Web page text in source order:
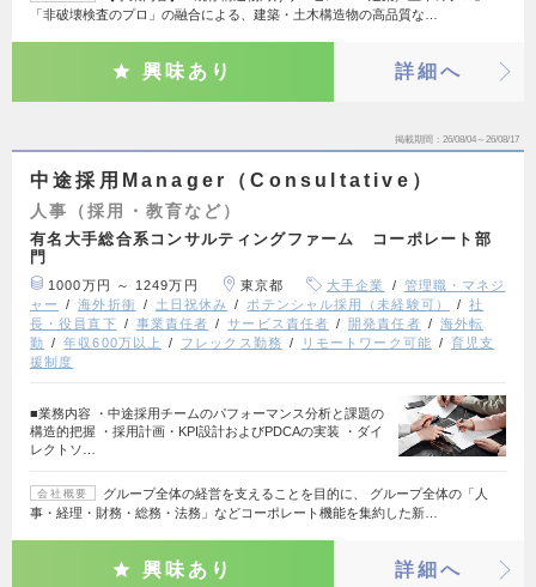
「非破壊検査のプロ」の融合による、建築・土木構造物の高品質な…
興味あり 詳細へ
掲載期間 26/08/04～26/08/17
中途採用Manager（Consultative）
人事（採用・教育など）
有名大手総合系コンサルティングファーム コーポレート部
門
1000万円 ～ 1249万円 東京都 大手企業
管理職・マネジ
ャー
海外折衝 土日祝休み ポテンシャル採用（未経験可）
社
長・役員直下
事業責任者 サービス責任者 開発責任者
海外転
勤
年収600万以上 フレックス勤務 リモートワーク可能
育児支
援制度
■業務内容 ・中途採用チームのパフォーマンス分析と課題の
構造的把握 ・採用計画・KPI設計およびPDCAの実装 ・ダイ
レクトソ…
会社概要
グループ全体の経営を支えることを目的に、 グループ全体の「人
事・経理・財務・総務・法務」などコーポレート機能を集約した新…
興味あり 詳細へ